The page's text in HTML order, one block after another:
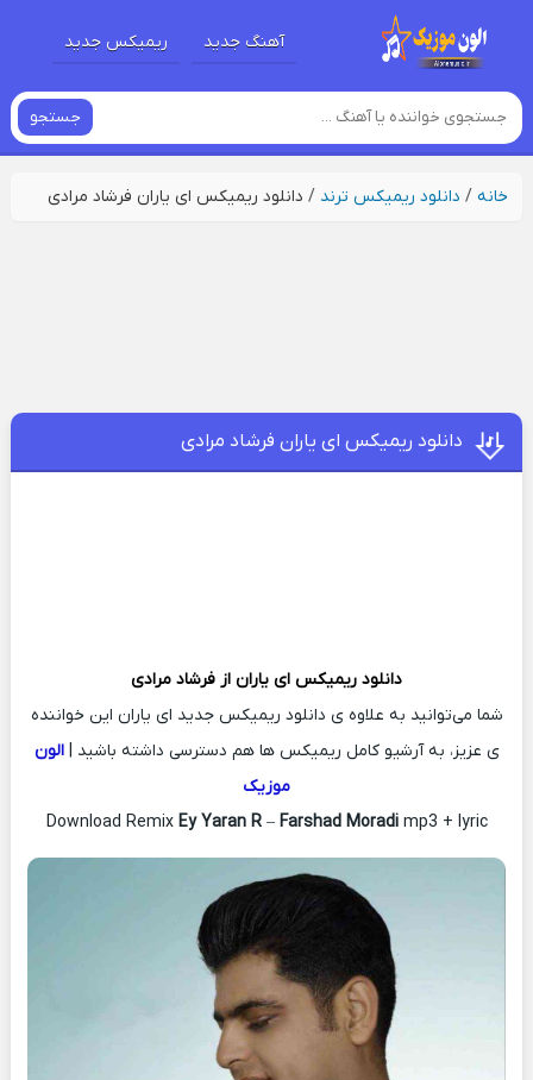
آهنگ جدید ریمیکس جدید
جستجو
خانه/ دانلود ریمیکس ترند / دانلود ریمیکس ای یاران فرشاد مرادی
دانلود ریمیکس ای یاران فرشاد مرادی
دانلود ریمیکس ای یاران از فرشاد مرادی
شما می‌توانید به علاوه ی دانلود ریمیکس جدید ای یاران این خواننده
ی عزیز، به آرشیو کامل ریمیکس ها هم دسترسی داشته باشید |الون
موزیک
Download Remix Ey Yaran R– Farshad Moradimp3 + lyric